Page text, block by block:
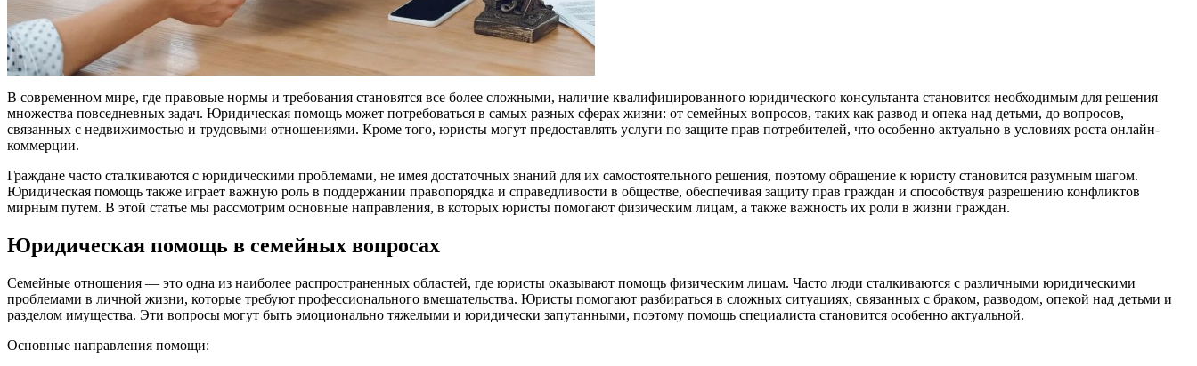
В современном мире, где правовые нормы и требования становятся все более сложными, наличие квалифицированного юридического консультанта становится необходимым для решения
множества повседневных задач. Юридическая помощь может потребоваться в самых разных сферах жизни: от семейных вопросов, таких как развод и опека над детьми, до вопросов,
связанных с недвижимостью и трудовыми отношениями. Кроме того, юристы могут предоставлять услуги по защите прав потребителей, что особенно актуально в условиях роста онлайн-
коммерции.
Граждане часто сталкиваются с юридическими проблемами, не имея достаточных знаний для их самостоятельного решения, поэтому обращение к юристу становится разумным шагом.
Юридическая помощь также играет важную роль в поддержании правопорядка и справедливости в обществе, обеспечивая защиту прав граждан и способствуя разрешению конфликтов
мирным путем. В этой статье мы рассмотрим основные направления, в которых юристы помогают физическим лицам, а также важность их роли в жизни граждан.
Юридическая помощь в семейных вопросах
Семейные отношения — это одна из наиболее распространенных областей, где юристы оказывают помощь физическим лицам. Часто люди сталкиваются с различными юридическими
проблемами в личной жизни, которые требуют профессионального вмешательства. Юристы помогают разбираться в сложных ситуациях, связанных с браком, разводом, опекой над детьми и
разделом имущества. Эти вопросы могут быть эмоционально тяжелыми и юридически запутанными, поэтому помощь специалиста становится особенно актуальной.
Основные направления помощи: